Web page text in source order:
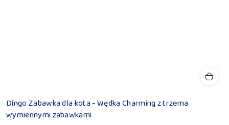
Dingo Zabawka dla kota - Wędka Charming z trzema
wymiennymi zabawkami